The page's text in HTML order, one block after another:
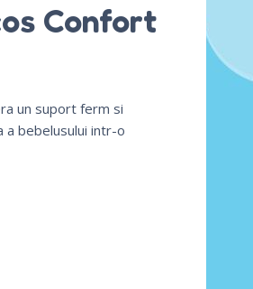
Confort
un suport ferm si
a bebelusului intr-o